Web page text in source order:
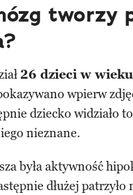
tworzy
26 dzieci w
wpierw
dziecko widziało
nieznane.
była aktywność
dłużej